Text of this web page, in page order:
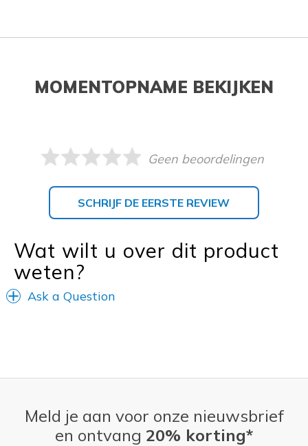
MOMENTOPNAME BEKIJKEN
Geen beoordelingen
SCHRIJF DE EERSTE REVIEW
Wat wilt u over dit product
weten?
Ask a Question
Meld je aan voor onze nieuwsbrief
en ontvang 20% korting*